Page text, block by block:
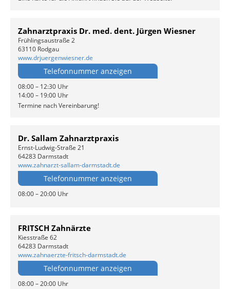
Zahnarztpraxis Dr. med. dent. Jürgen Wiesner
Frühlingsaustraße 2
63110 Rodgau
www.drjuergenwiesner.de
Telefonnummer anzeigen
08:00 – 12:30 Uhr
14:00 – 19:00 Uhr
Termine nach Vereinbarung!
Dr. Sallam Zahnarztpraxis
Ernst-Ludwig-Straße 21
64283 Darmstadt
www.zahnarzt-sallam-darmstadt.de
Telefonnummer anzeigen
08:00 – 20:00 Uhr
FRITSCH Zahnärzte
Kiesstraße 62
64283 Darmstadt
www.zahnaerzte-fritsch-darmstadt.de
Telefonnummer anzeigen
08:00 – 20:00 Uhr